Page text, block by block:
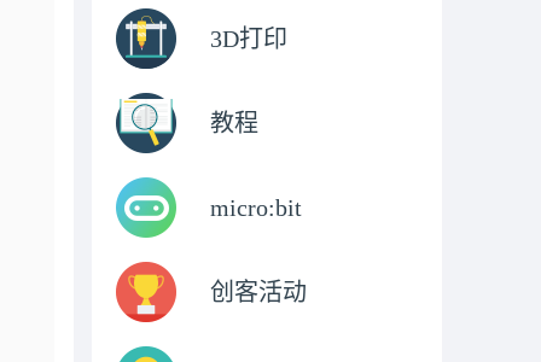
3D打印
教程
micro:bit
创客活动